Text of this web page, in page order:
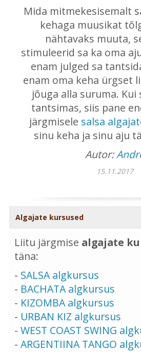
Mida mitmekesisemalt
kehaga muusikat
nähtavaks muuta,
stimuleerid sa ka oma
enam julged sa
enam oma keha ürgset
jõuga alla suruma. Kui
tantsimas, siis pane
järgmisele salsa
sinu keha ja sinu aju
Autor:
15.11.2017
Algajate kursused
Liitu järgmise algajate
täna:
- SALSA algkursus
- BACHATA algkursus
- KIZOMBA algkursus
- URBAN KIZ algkursus
- WEST COAST SWING
- ARGENTIINA TANGO